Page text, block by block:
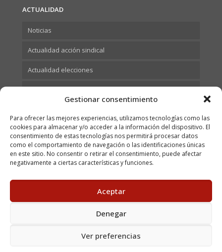
Gestionar consentimiento
Para ofrecer las mejores experiencias, utilizamos tecnologías como las
cookies para almacenar y/o acceder a la información del dispositivo. El
consentimiento de estas tecnologías nos permitirá procesar datos
como el comportamiento de navegación o las identificaciones únicas
en este sitio. No consentir o retirar el consentimiento, puede afectar
negativamente a ciertas características y funciones.
Aceptar
Denegar
Ver preferencias
ACTUALIDAD
Noticias
Actualidad acción sindical
Actualidad elecciones
Actualidad Formación
© 2023 USOCV. All Rights Reserved. C/ Juan Bautista Vives,
9 - 46018 Valencia Tel. 96 313 45 89 - Fax: 96 370 66 07 |
Política de cookies
| Mantenimiento web